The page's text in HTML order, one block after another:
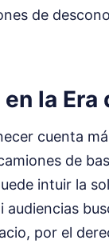
de
la Era
cuenta
de
intuir la
audiencias
por el